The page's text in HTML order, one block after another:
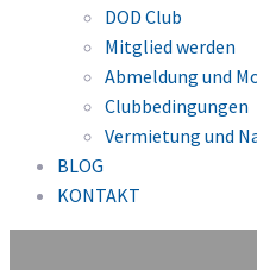
DOD Club
Mitglied werden
Abmeldung und
Clubbedingungen
Vermietung und
BLOG
KONTAKT